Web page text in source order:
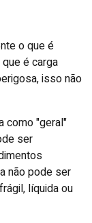
o que é
é carga
isso não
como "geral"
ser
não pode ser
líquida ou